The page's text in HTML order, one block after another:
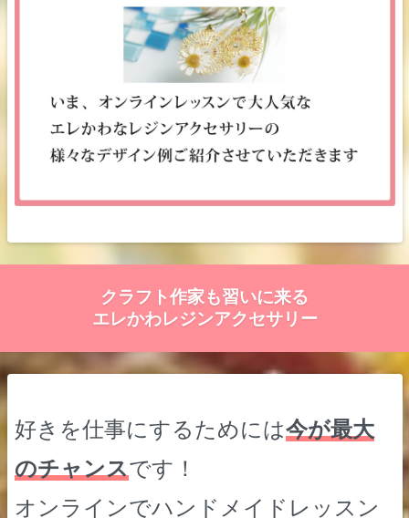
クラフト作家も習いに来る
エレかわレジンアクセサリー
好きを仕事にするためには今が最大
のチャンスです！
オンラインでハンドメイドレッスン